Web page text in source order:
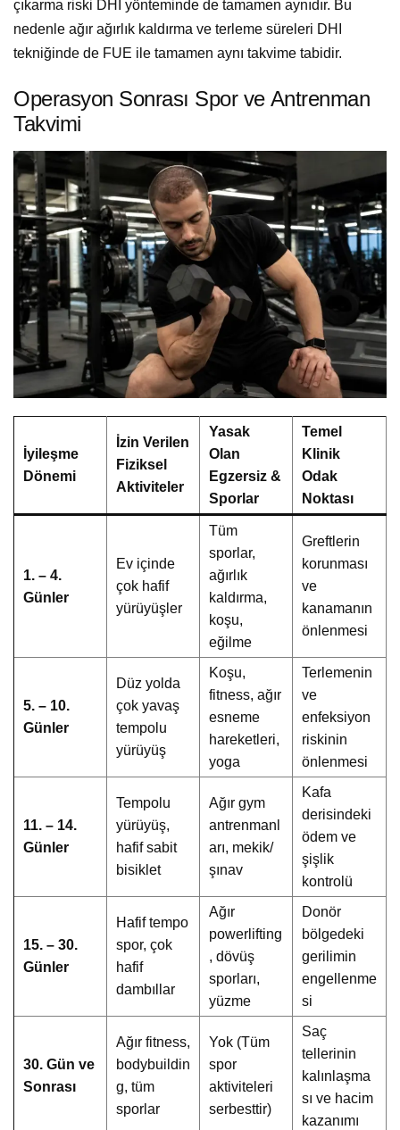
çıkarma riski DHI yönteminde de tamamen aynıdır. Bu
nedenle ağır ağırlık kaldırma ve terleme süreleri DHI
tekniğinde de FUE ile tamamen aynı takvime tabidir.
Operasyon Sonrası Spor ve Antrenman
Takvimi
İyileşme
Dönemi
İzin Verilen
Fiziksel
Aktiviteler
Yasak
Olan
Egzersiz &
Sporlar
Temel
Klinik
Odak
Noktası
1. – 4.
Günler
Ev içinde
çok hafif
yürüyüşler
Tüm
sporlar,
ağırlık
kaldırma,
koşu,
eğilme
Greftlerin
korunması
ve
kanamanın
önlenmesi
5. – 10.
Günler
Düz yolda
çok yavaş
tempolu
yürüyüş
Koşu,
fitness, ağır
esneme
hareketleri,
yoga
Terlemenin
ve
enfeksiyon
riskinin
önlenmesi
11. – 14.
Günler
Tempolu
yürüyüş,
hafif sabit
bisiklet
Ağır gym
antrenmanl
arı, mekik/
şınav
Kafa
derisindeki
ödem ve
şişlik
kontrolü
15. – 30.
Günler
Hafif tempo
spor, çok
hafif
dambıllar
Ağır
powerlifting
, dövüş
sporları,
yüzme
Donör
bölgedeki
gerilimin
engellenme
si
30. Gün ve
Sonrası
Ağır fitness,
bodybuildin
g, tüm
sporlar
Yok (Tüm
spor
aktiviteleri
serbesttir)
Saç
tellerinin
kalınlaşma
sı ve hacim
kazanımı